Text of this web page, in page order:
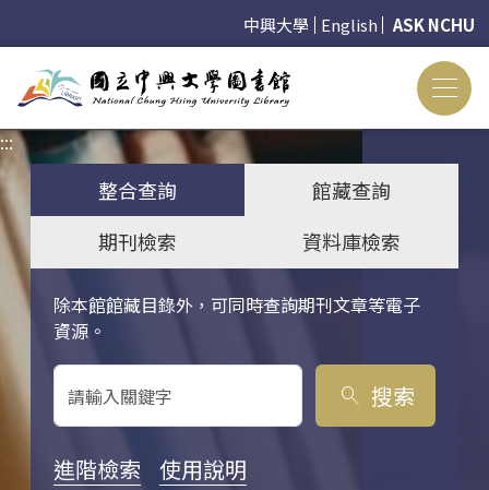
中興大學 English ASK NCHU
:::
整合查詢
館藏查詢
期刊檢索
資料庫檢索
除本館館藏目錄外，可同時查詢期刊文章等電子
資源。
關鍵字搜尋
search 搜索
進階檢索 使用說明